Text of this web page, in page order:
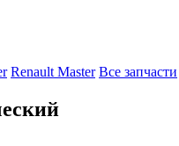
Renault Master Все запчасти